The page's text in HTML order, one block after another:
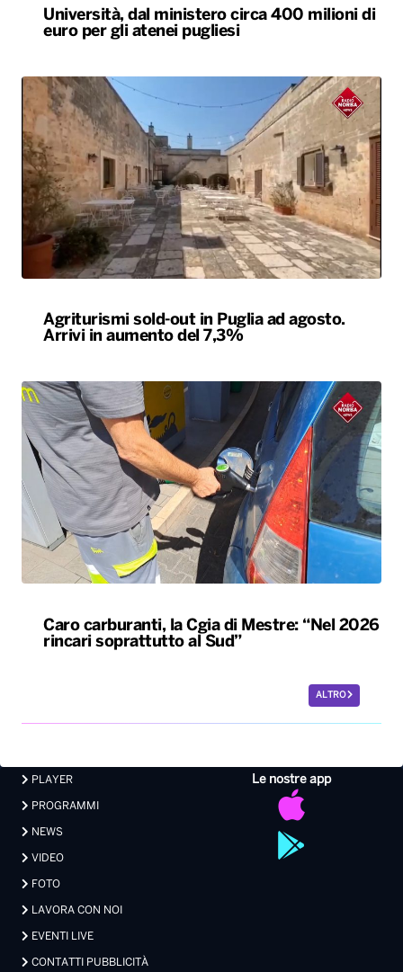
Università, dal ministero circa 400 milioni di
euro per gli atenei pugliesi
Agriturismi sold-out in Puglia ad agosto.
Arrivi in aumento del 7,3%
Caro carburanti, la Cgia di Mestre: “Nel 2026
rincari soprattutto al Sud”
ALTRO
Le nostre app
PLAYER
PROGRAMMI
NEWS
VIDEO
FOTO
LAVORA CON NOI
EVENTI LIVE
CONTATTI PUBBLICITÀ